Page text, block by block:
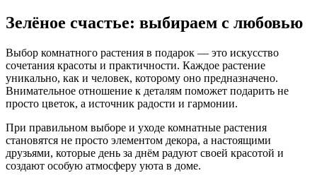
Зелёное счастье: выбираем с любовью
Выбор комнатного растения в подарок — это искусство
сочетания красоты и практичности. Каждое растение
уникально, как и человек, которому оно предназначено.
Внимательное отношение к деталям поможет подарить не
просто цветок, а источник радости и гармонии.
При правильном выборе и уходе комнатные растения
становятся не просто элементом декора, а настоящими
друзьями, которые день за днём радуют своей красотой и
создают особую атмосферу уюта в доме.